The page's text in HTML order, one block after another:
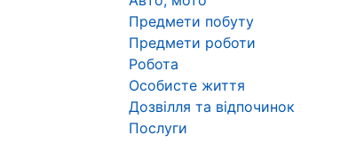
Предмети побуту
Предмети роботи
Робота
Особисте життя
Дозвілля та відпочинок
Послуги